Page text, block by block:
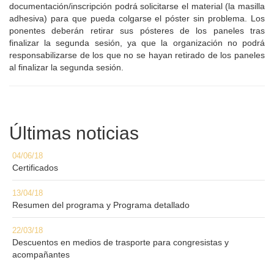
documentación/inscripción podrá solicitarse el material (la masilla
adhesiva) para que pueda colgarse el póster sin problema. Los
ponentes deberán retirar sus pósteres de los paneles tras
finalizar la segunda sesión, ya que la organización no podrá
responsabilizarse de los que no se hayan retirado de los paneles
al finalizar la segunda sesión.
Últimas noticias
04/06/18
Certificados
13/04/18
Resumen del programa y Programa detallado
22/03/18
Descuentos en medios de trasporte para congresistas y
acompañantes